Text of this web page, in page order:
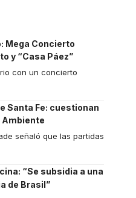
Mega Concierto
y “Casa Páez”
con un concierto
Santa Fe: cuestionan
Ambiente
señaló que las partidas
“Se subsidia a una
de Brasil”